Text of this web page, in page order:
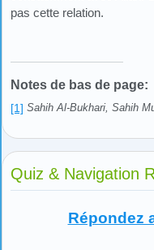
pas cette relation.
Notes de bas de page:
[1] Sahih Al-Bukhari, Sahih
Quiz & Navigation
Répondez